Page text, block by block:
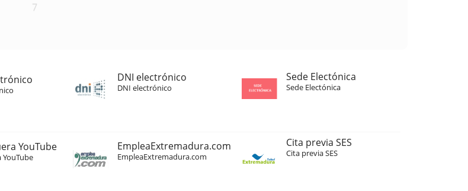
7
DNI electrónico
DNI electrónico
Sede Electónica
Sede Electónica
YouTube
YouTube
EmpleaExtremadura.com
EmpleaExtremadura.com
Cita previa SES
Cita previa SES